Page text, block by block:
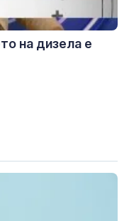
на дизела е